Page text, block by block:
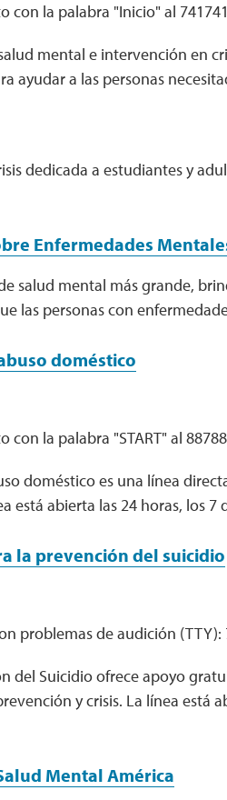
con la palabra "Inicio" al
mental e intervención en
ayudar a las personas
dedicada a estudiantes y
Enfermedades
salud mental más grande,
las personas con
doméstico
con la palabra "START" al 88788
doméstico es una línea
está abierta las 24 horas, los 7
la prevención del suicidio
problemas de audición
del Suicidio ofrece apoyo
y crisis. La línea está
Mental América